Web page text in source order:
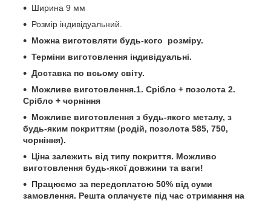
Ширина 9 мм
Розмір індивідуальний.
Можна виготовляти будь-кого розміру.
Терміни виготовлення індивідуальні.
Доставка по всьому світу.
Можливе виготовлення.1. Срібло + позолота 2.
Срібло + чорніння
Можливе виготовлення з будь-якого металу, з
будь-яким покриттям (родій, позолота 585, 750,
чорніння).
Ціна залежить від типу покриття. Можливо
виготовлення будь-якої довжини та ваги!
Працюємо за передоплатою 50% від суми
замовлення. Решта оплачуєте під час отримання на